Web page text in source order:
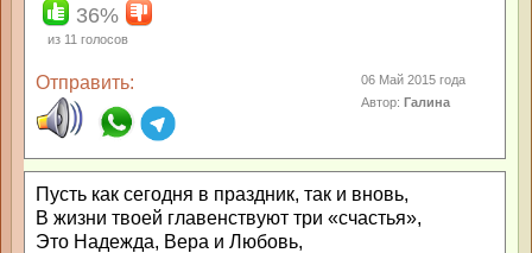
36%
из 11 голосов
Отправить:
06 Май 2015 года
Автор:Галина
Пусть как сегодня в праздник, так и вновь,
В жизни твоей главенствуют три «счастья»,
Это Надежда, Вера и Любовь,